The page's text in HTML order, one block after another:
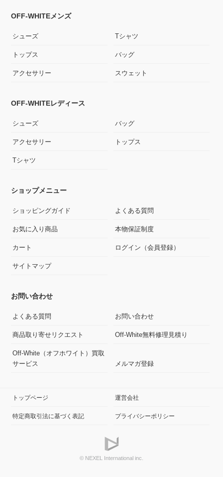
OFF-WHITEメンズ
シューズ Tシャツ
トップス バッグ
アクセサリー スウェット
OFF-WHITEレディース
シューズ バッグ
アクセサリー トップス
Tシャツ
ショップメニュー
ショッピングガイド よくある質問
お気に入り商品 本物保証制度
カート ログイン（会員登録）
サイトマップ
お問い合わせ
よくある質問 お問い合わせ
商品取り寄せリクエスト Off-White無料修理見積り
Off-White（オフホワイト）買取
サービス
メルマガ登録
トップページ 運営会社
特定商取引法に基づく表記 プライバシーポリシー
© NEXEL International inc.